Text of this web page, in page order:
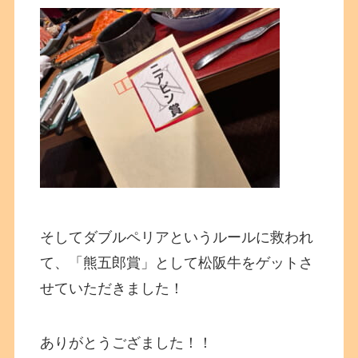
そしてダブルペリアというルールに救われ
て、「熊五郎賞」として松阪牛をゲットさ
せていただきました！
ありがとうござました！！